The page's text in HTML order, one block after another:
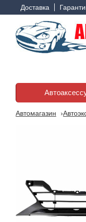
Доставка
Автомагазин